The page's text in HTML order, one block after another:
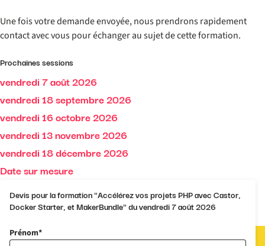
Une fois votre demande envoyée, nous prendrons rapidement
contact avec vous pour échanger au sujet de cette formation.
Prochaines sessions
vendredi 7 août 2026
vendredi 18 septembre 2026
vendredi 16 octobre 2026
vendredi 13 novembre 2026
vendredi 18 décembre 2026
Date sur mesure
Devis pour la formation "Accélérez vos projets PHP avec Castor,
Docker Starter, et MakerBundle" du vendredi 7 août 2026
Prénom